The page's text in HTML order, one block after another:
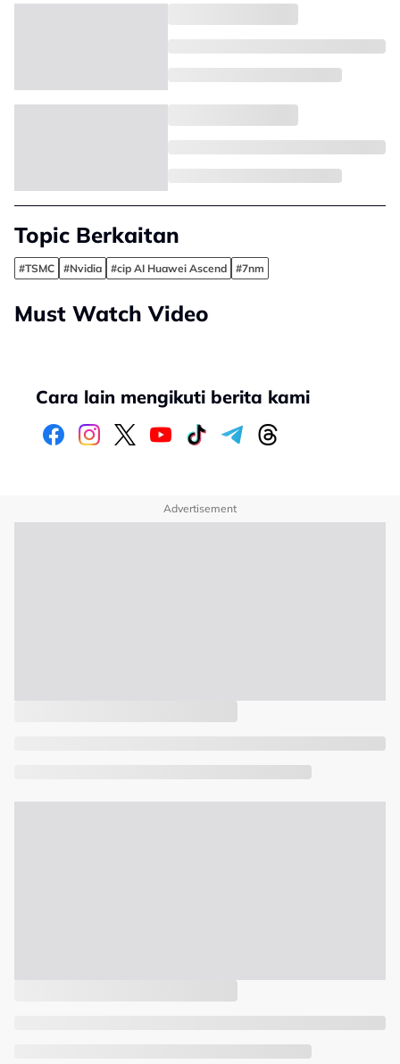
Topic Berkaitan
#TSMC #Nvidia #cip AI Huawei Ascend #7nm
Must Watch Video
Cara lain mengikuti berita kami
Advertisement